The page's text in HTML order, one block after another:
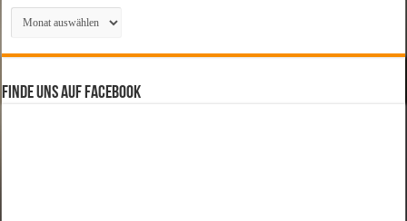
Archiv
Finde uns auf Facebook